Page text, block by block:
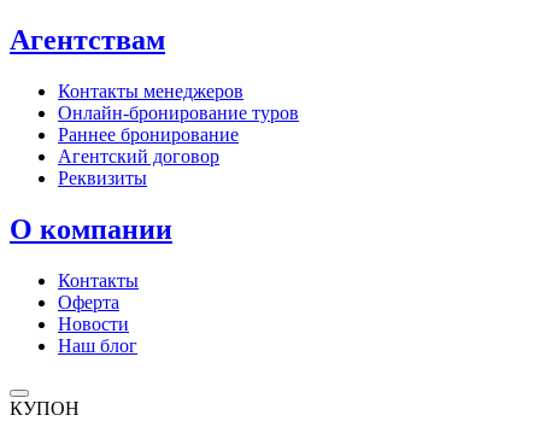
Агентствам
Контакты менеджеров
Онлайн‑бронирование туров
Раннее бронирование
Агентский договор
Реквизиты
О компании
Контакты
Оферта
Новости
Наш блог
КУПОН